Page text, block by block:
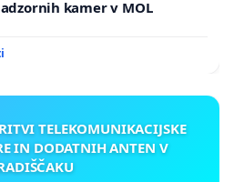
kamer v MOL
TELEKOMUNIKACIJSKE
IN DODATNIH ANTEN V